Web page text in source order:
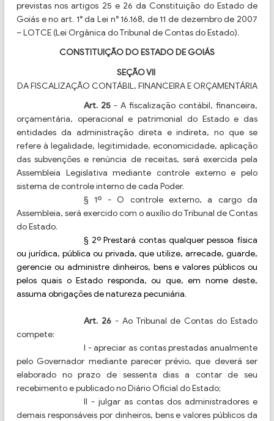
previstas nos artigos 25 e 26 da Constituição do Estado de
Goiás e no art. 1° da Lei n° 16.168, de 11 de dezembro de 2007
– LOTCE (Lei Orgânica do Tribunal de Contas do Estado).
CONSTITUIÇÃO DO ESTADO DE GOIÁS
SEÇÃO VII
DA FISCALIZAÇÃO CONTÁBIL, FINANCEIRA E ORÇAMENTÁRIA
Art. 25 - A fiscalização contábil, financeira,
orçamentária, operacional e patrimonial do Estado e das
entidades da administração direta e indireta, no que se
refere à legalidade, legitimidade, economicidade, aplicação
das subvenções e renúncia de receitas, será exercida pela
Assembleia Legislativa mediante controle externo e pelo
sistema de controle interno de cada Poder.
§ 1º - O controle externo, a cargo da
Assembleia, será exercido com o auxílio do Tribunal de Contas
do Estado.
§ 2º Prestará contas qualquer pessoa física
ou jurídica, pública ou privada, que utilize, arrecade, guarde,
gerencie ou administre dinheiros, bens e valores públicos ou
pelos quais o Estado responda, ou que, em nome deste,
assuma obrigações de natureza pecuniária.
Art. 26 - Ao Tribunal de Contas do Estado
compete:
I - apreciar as contas prestadas anualmente
pelo Governador mediante parecer prévio, que deverá ser
elaborado no prazo de sessenta dias a contar de seu
recebimento e publicado no Diário Oficial do Estado;
II - julgar as contas dos administradores e
demais responsáveis por dinheiros, bens e valores públicos da